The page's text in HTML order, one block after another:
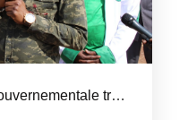
Djôro : une délégation gouvernementale transmet un message du Président du Faso aux FDS